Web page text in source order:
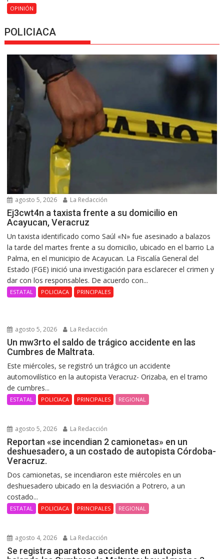
OPINIÓN
POLICIACA
agosto 5, 2026 La Redacción
Ej3cwt4n a taxista frente a su domicilio en
Acayucan, Veracruz
Un taxista identificado como Saúl «N» fue asesinado a balazos
la tarde del martes frente a su domicilio, ubicado en el barrio La
Palma, en el municipio de Acayucan. La Fiscalía General del
Estado (FGE) inició una investigación para esclarecer el crimen y
dar con los responsables. De acuerdo con...
ESTATAL POLICIACA PRINCIPALES
agosto 5, 2026 La Redacción
Un mw3rto el saldo de trágico accidente en las
Cumbres de Maltrata.
Este miércoles, se registró un trágico un accidente
automovilístico en la autopista Veracruz- Orizaba, en el tramo
de cumbres...
ESTATAL POLICIACA PRINCIPALES REGIONAL
agosto 5, 2026 La Redacción
Reportan «se incendian 2 camionetas» en un
deshuesadero, a un costado de autopista Córdoba-
Veracruz.
Dos camionetas, se incendiaron este miércoles en un
deshuesadero ubicado en la desviación a Potrero, a un
costado...
ESTATAL POLICIACA PRINCIPALES REGIONAL
agosto 4, 2026 La Redacción
Se registra aparatoso accidente en autopista